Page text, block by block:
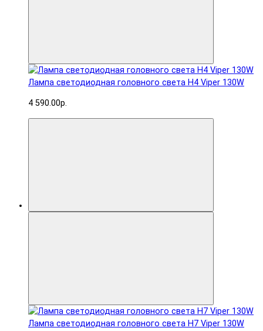
Лампа светодиодная головного света H4 Viper 130W
4 590.00р.
Лампа светодиодная головного света H7 Viper 130W